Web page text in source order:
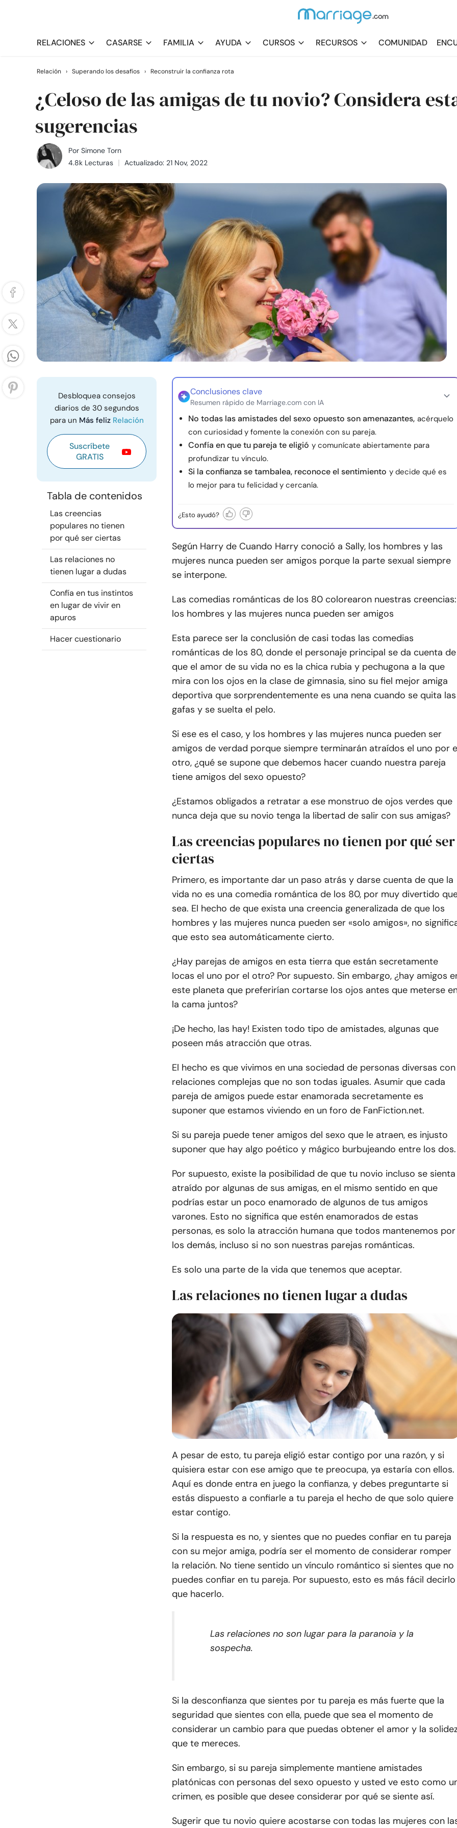
RELACIONES CASARSE FAMILIA AYUDA CURSOS RECURSOS COMUNIDAD
Relación › Superando los desafíos › Reconstruir la confianza rota
¿Celoso de las amigas de tu novio? Considera
sugerencias
Por Simone Torn
4.8k Lecturas
Actualizado: 21 Nov, 2022
Desbloquea consejos
diarios de 30 segundos
para un Más feliz Relación
Suscríbete
GRATIS
Tabla de contenidos
Las creencias
populares no tienen
por qué ser ciertas
Las relaciones no
tienen lugar a dudas
Confía en tus instintos
en lugar de vivir en
apuros
Hacer cuestionario
Conclusiones clave
Resumen rápido de Marriage.com con IA
No todas las amistades del sexo opuesto son amenazantes, acérquelo
con curiosidad y fomente la conexión con su pareja.
Confía en que tu pareja te eligió y comunícate abiertamente para
profundizar tu vínculo.
Si la confianza se tambalea, reconoce el sentimiento y decide qué es
lo mejor para tu felicidad y cercanía.
¿Esto ayudó?
Según Harry de Cuando Harry conoció a Sally, los hombres y las
mujeres nunca pueden ser amigos porque la parte sexual siempre
se interpone.
Las comedias románticas de los 80 colorearon nuestras creencias:
los hombres y las mujeres nunca pueden ser amigos
Esta parece ser la conclusión de casi todas las comedias
románticas de los 80, donde el personaje principal se da cuenta de
que el amor de su vida no es la chica rubia y pechugona a la que
mira con los ojos en la clase de gimnasia, sino su fiel mejor amiga
deportiva que sorprendentemente es una nena cuando se quita las
gafas y se suelta el pelo.
Si ese es el caso, y los hombres y las mujeres nunca pueden ser
amigos de verdad porque siempre terminarán atraídos el uno por
otro, ¿qué se supone que debemos hacer cuando nuestra pareja
tiene amigos del sexo opuesto?
¿Estamos obligados a retratar a ese monstruo de ojos verdes que
nunca deja que su novio tenga la libertad de salir con sus amigas?
Las creencias populares no tienen por qué ser
ciertas
Primero, es importante dar un paso atrás y darse cuenta de que la
vida no es una comedia romántica de los 80, por muy divertido
sea. El hecho de que exista una creencia generalizada de que los
hombres y las mujeres nunca pueden ser «solo amigos», no
que esto sea automáticamente cierto.
¿Hay parejas de amigos en esta tierra que están secretamente
locas el uno por el otro? Por supuesto. Sin embargo, ¿hay amigos
este planeta que preferirían cortarse los ojos antes que meterse
la cama juntos?
¡De hecho, las hay! Existen todo tipo de amistades, algunas que
poseen más atracción que otras.
El hecho es que vivimos en una sociedad de personas diversas con
relaciones complejas que no son todas iguales. Asumir que cada
pareja de amigos puede estar enamorada secretamente es
suponer que estamos viviendo en un foro de FanFiction.net.
Si su pareja puede tener amigos del sexo que le atraen, es injusto
suponer que hay algo poético y mágico burbujeando entre los dos.
Por supuesto, existe la posibilidad de que tu novio incluso se sienta
atraído por algunas de sus amigas, en el mismo sentido en que
podrías estar un poco enamorado de algunos de tus amigos
varones. Esto no significa que estén enamorados de estas
personas, es solo la atracción humana que todos mantenemos por
los demás, incluso si no son nuestras parejas románticas.
Es solo una parte de la vida que tenemos que aceptar.
Las relaciones no tienen lugar a dudas
A pesar de esto, tu pareja eligió estar contigo por una razón, y si
quisiera estar con ese amigo que te preocupa, ya estaría con ellos.
Aquí es donde entra en juego la confianza, y debes preguntarte si
estás dispuesto a confiarle a tu pareja el hecho de que solo quiere
estar contigo.
Si la respuesta es no, y sientes que no puedes confiar en tu pareja
con su mejor amiga, podría ser el momento de considerar romper
la relación. No tiene sentido un vínculo romántico si sientes que no
puedes confiar en tu pareja. Por supuesto, esto es más fácil decirlo
que hacerlo.
Las relaciones no son lugar para la paranoia y la
sospecha.
Si la desconfianza que sientes por tu pareja es más fuerte que la
seguridad que sientes con ella, puede que sea el momento de
considerar un cambio para que puedas obtener el amor y la
que te mereces.
Sin embargo, si su pareja simplemente mantiene amistades
platónicas con personas del sexo opuesto y usted ve esto como
crimen, es posible que desee considerar por qué se siente así.
Sugerir que tu novio quiere acostarse con todas las mujeres con